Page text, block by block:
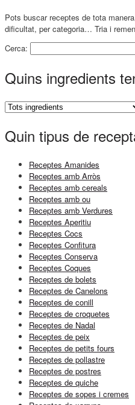
Pots buscar receptes de tota
dificultat, per categoria… Tria i
Cerca:
Quins ingredients
Quin tipus de
Receptes Amanides
Receptes amb Arròs
Receptes amb cereals
Receptes amb ou
Receptes amb Verdures
Receptes Aperitiu
Receptes Cocs
Receptes Confitura
Receptes Conserva
Receptes Coques
Receptes de bolets
Receptes de Canelons
Receptes de conill
Receptes de croquetes
Receptes de Nadal
Receptes de peix
Receptes de petits fours
Receptes de pollastre
Receptes de postres
Receptes de quiche
Receptes de sopes i cremes